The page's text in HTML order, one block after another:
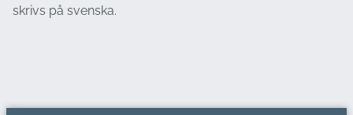
Choose languge
Lindab Group - Swedish
skrivs på svenska.